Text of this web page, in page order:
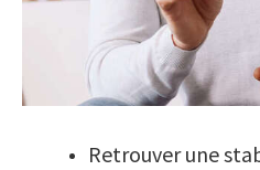
Retrouver une